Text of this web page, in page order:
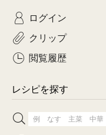
ログイン
クリップ
閲覧履歴
レシピを探す